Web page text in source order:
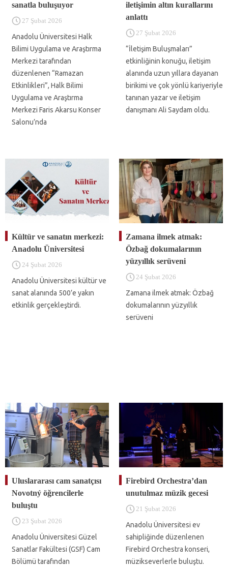
sanatla buluşuyor
27 Şubat 2026
Anadolu Üniversitesi Halk
Bilimi Uygulama ve Araştırma
Merkezi tarafından
düzenlenen “Ramazan
Etkinlikleri”, Halk Bilimi
Uygulama ve Araştırma
Merkezi Faris Akarsu Konser
Salonu’nda
iletişimin altın kurallarını
anlattı
27 Şubat 2026
“İletişim Buluşmaları”
etkinliğinin konuğu, iletişim
alanında uzun yıllara dayanan
birikimi ve çok yönlü kariyeriyle
tanınan yazar ve iletişim
danışmanı Ali Saydam oldu.
Kültür ve sanatın merkezi:
Anadolu Üniversitesi
24 Şubat 2026
Anadolu Üniversitesi kültür ve
sanat alanında 500’e yakın
etkinlik gerçekleştirdi.
Zamana ilmek atmak:
Özbağ dokumalarının
yüzyıllık serüveni
24 Şubat 2026
Zamana ilmek atmak: Özbağ
dokumalarının yüzyıllık
serüveni
Uluslararası cam sanatçısı
Novotný öğrencilerle
buluştu
23 Şubat 2026
Anadolu Üniversitesi Güzel
Sanatlar Fakültesi (GSF) Cam
Bölümü tarafından
Firebird Orchestra’dan
unutulmaz müzik gecesi
21 Şubat 2026
Anadolu Üniversitesi ev
sahipliğinde düzenlenen
Firebird Orchestra konseri,
müzikseverlerle buluştu.